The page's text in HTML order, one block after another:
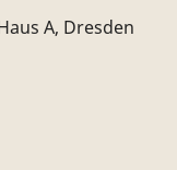
A, Dresden